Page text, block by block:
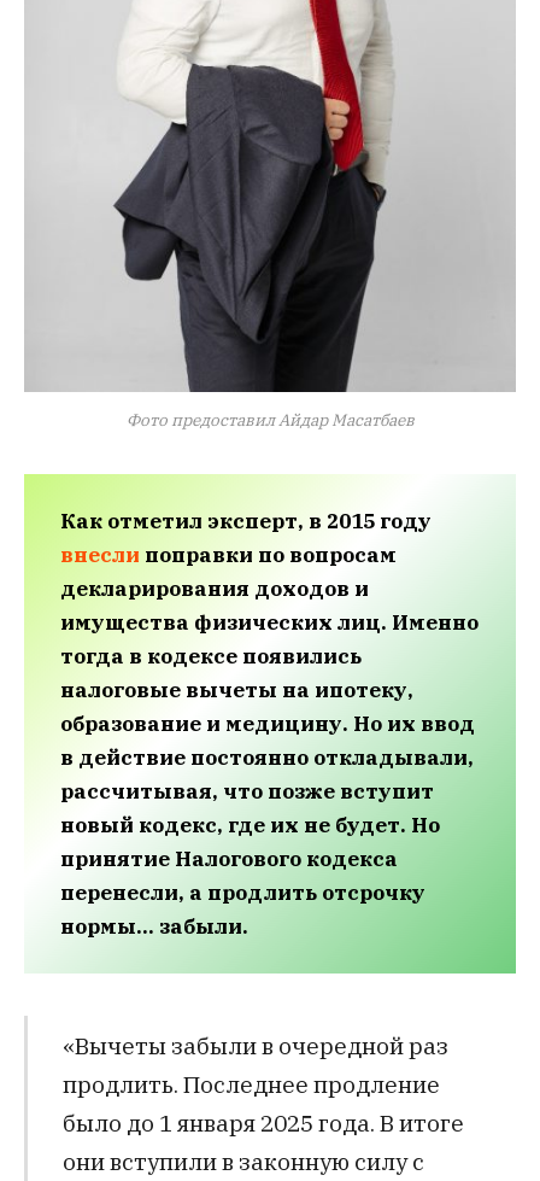
Фото предоставил Айдар Масатбаев
Как отметил эксперт, в 2015 году
внесли поправки по вопросам
декларирования доходов и
имущества физических лиц. Именно
тогда в кодексе появились
налоговые вычеты на ипотеку,
образование и медицину. Но их ввод
в действие постоянно откладывали,
рассчитывая, что позже вступит
новый кодекс, где их не будет. Но
принятие Налогового кодекса
перенесли, а продлить отсрочку
нормы… забыли.
«Вычеты забыли в очередной раз
продлить. Последнее продление
было до 1 января 2025 года. В итоге
они вступили в законную силу с